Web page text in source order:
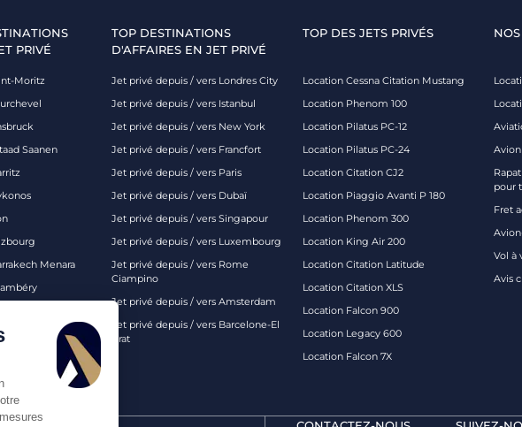
PRIVÉ
Moritz
Saanen
Menara
TOP DESTINATIONS
D'AFFAIRES EN JET PRIVÉ
Jet privé depuis / vers Londres City
Jet privé depuis / vers Istanbul
Jet privé depuis / vers New York
Jet privé depuis / vers Francfort
Jet privé depuis / vers Paris
Jet privé depuis / vers Dubaï
Jet privé depuis / vers Singapour
Jet privé depuis / vers Luxembourg
Jet privé depuis / vers Rome
Ciampino
Jet privé depuis / vers Amsterdam
Jet privé depuis / vers Barcelone-El
Prat
TOP DES JETS PRIVÉS
Location Cessna Citation Mustang
Location Phenom 100
Location Pilatus PC-12
Location Pilatus PC-24
Location Citation CJ2
Location Piaggio Avanti P 180
Location Phenom 300
Location King Air 200
Location Citation Latitude
Location Citation XLS
Location Falcon 900
Location Legacy 600
Location Falcon 7X
pour
Fret
Vol à
Avis